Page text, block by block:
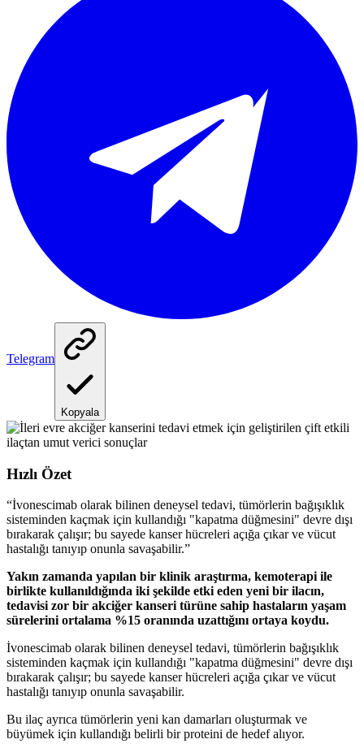
Telegram
Kopyala
Hızlı Özet
“İvonescimab olarak bilinen deneysel tedavi, tümörlerin bağışıklık
sisteminden kaçmak için kullandığı "kapatma düğmesini" devre dışı
bırakarak çalışır; bu sayede kanser hücreleri açığa çıkar ve vücut
hastalığı tanıyıp onunla savaşabilir.”
Yakın zamanda yapılan bir klinik araştırma, kemoterapi ile
birlikte kullanıldığında iki şekilde etki eden yeni bir ilacın,
tedavisi zor bir akciğer kanseri türüne sahip hastaların yaşam
sürelerini ortalama %15 oranında uzattığını ortaya koydu.
İvonescimab olarak bilinen deneysel tedavi, tümörlerin bağışıklık
sisteminden kaçmak için kullandığı "kapatma düğmesini" devre dışı
bırakarak çalışır; bu sayede kanser hücreleri açığa çıkar ve vücut
hastalığı tanıyıp onunla savaşabilir.
Bu ilaç ayrıca tümörlerin yeni kan damarları oluşturmak ve
büyümek için kullandığı belirli bir proteini de hedef alıyor.